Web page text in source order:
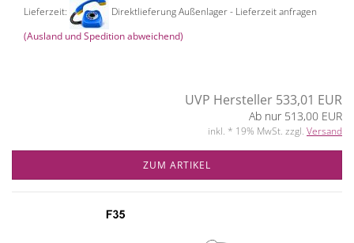
Lieferzeit:
Direktlieferung Außenlager - Lieferzeit anfragen
(Ausland und Spedition abweichend)
UVP Hersteller 533,01 EUR
Ab nur 513,00 EUR
inkl. * 19% MwSt. zzgl. Versand
ZUM ARTIKEL